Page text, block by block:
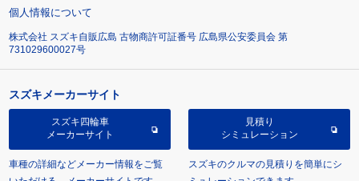
個人情報について
株式会社 スズキ自販広島 古物商許可証番号 広島県公安委員会 第
731029600027号
スズキメーカーサイト
スズキ四輪車
メーカーサイト
車種の詳細などメーカー情報をご覧
見積り
シミュレーション
スズキのクルマの見積りを簡単にシ